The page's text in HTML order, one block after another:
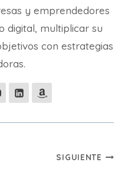
y emprendedores
digital, multiplicar su
con estrategias
SIGUIENTE